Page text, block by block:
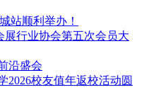
站顺利举办！
展行业协会第五次会员大
沿盛会
2026校友值年返校活动圆